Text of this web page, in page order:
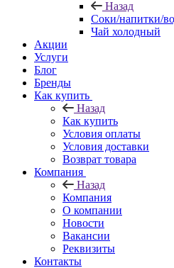
Назад
Соки/напитки/
Чай холодный
Акции
Услуги
Блог
Бренды
Как купить
Назад
Как купить
Условия оплаты
Условия доставки
Возврат товара
Компания
Назад
Компания
О компании
Новости
Вакансии
Реквизиты
Контакты